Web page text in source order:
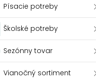
Písacie potreby
Školské potreby
Sezónny tovar
Vianočný sortiment